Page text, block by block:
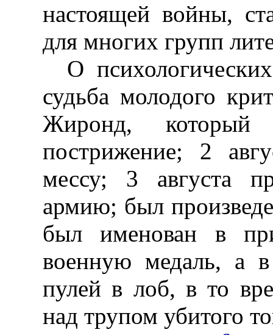
настоящей войны,
для многих групп
О
судьба молодого
Жиронд,
пострижение; 2
мессу; 3 августа
армию; был
был именован в
военную медаль, а
пулей в лоб, в то
над трупом убитого